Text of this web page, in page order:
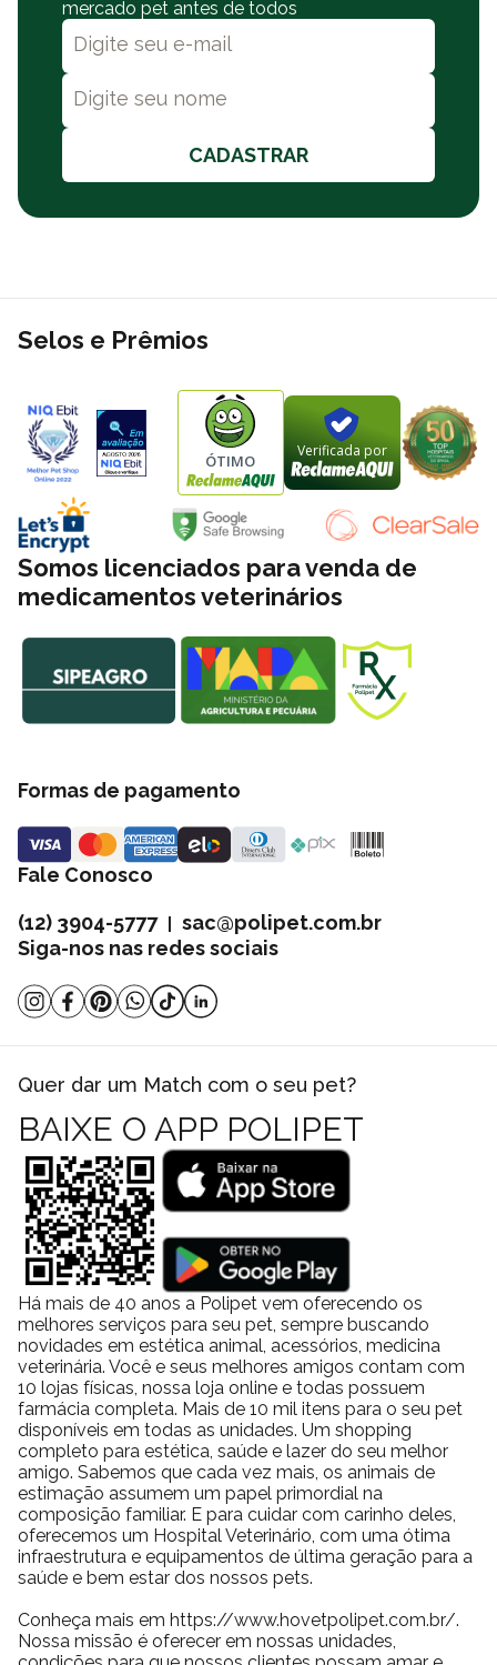
Evitar contato com os olhos e as membranas mucosas de seres
humanos e animais. Em caso de contato acidental, lavá-los.
Allermyl® é válido
24 (vinte e quatro) meses após a data de
fabricação. Vide bula para informações sobre conservação do
produto.
mercado pet antes de todos
CADASTRAR
Selos e Prêmios
ÓTIMO Verificada por
Somos licenciados para venda de
medicamentos veterinários
Formas de pagamento
Fale Conosco
(12) 3904-5777| sac@polipet.com.br
Siga-nos nas redes sociais
Quer dar um Match com o seu pet?
BAIXE O APP POLIPET
Há mais de 40 anos a Polipet vem oferecendo os
melhores serviços para seu pet, sempre buscando
novidades em estética animal, acessórios, medicina
veterinária. Você e seus melhores amigos contam com
10 lojas físicas, nossa loja online e todas possuem
farmácia completa. Mais de 10 mil itens para o seu pet
disponíveis em todas as unidades. Um shopping
completo para estética, saúde e lazer do seu melhor
amigo. Sabemos que cada vez mais, os animais de
estimação assumem um papel primordial na
composição familiar. E para cuidar com carinho deles,
oferecemos um Hospital Veterinário, com uma ótima
infraestrutura e equipamentos de última geração para a
saúde e bem estar dos nossos pets.
Conheça mais em https://www.hovetpolipet.com.br/.
Nossa missão é oferecer em nossas unidades,